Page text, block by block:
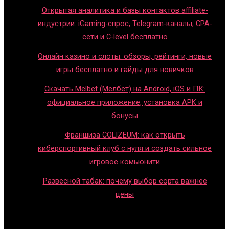
Открытая аналитика и базы контактов affiliate-
индустрии: iGaming-спрос, Telegram-каналы, CPA-
сети и C-level бесплатно
Онлайн казино и слоты: обзоры, рейтинги, новые
игры бесплатно и гайды для новичков
Скачать Melbet (Мелбет) на Android, iOS и ПК:
официальное приложение, установка APK и
бонусы
Франшиза COLIZEUM: как открыть
киберспортивный клуб с нуля и создать сильное
игровое комьюнити
Развесной табак: почему выбор сорта важнее
цены